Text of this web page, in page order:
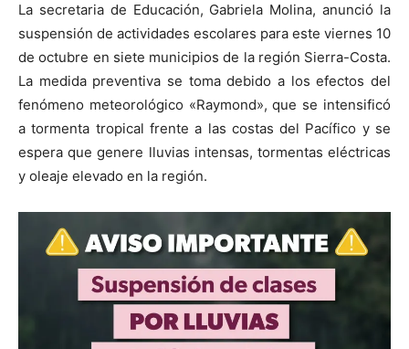
La secretaria de Educación, Gabriela Molina, anunció la
suspensión de actividades escolares para este viernes 10
de octubre en siete municipios de la región Sierra-Costa.
La medida preventiva se toma debido a los efectos del
fenómeno meteorológico «Raymond», que se intensificó
a tormenta tropical frente a las costas del Pacífico y se
espera que genere lluvias intensas, tormentas eléctricas
y oleaje elevado en la región.